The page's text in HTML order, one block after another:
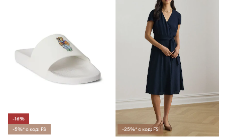
-16%
-5%* с код: FS
-25%* с код: FS